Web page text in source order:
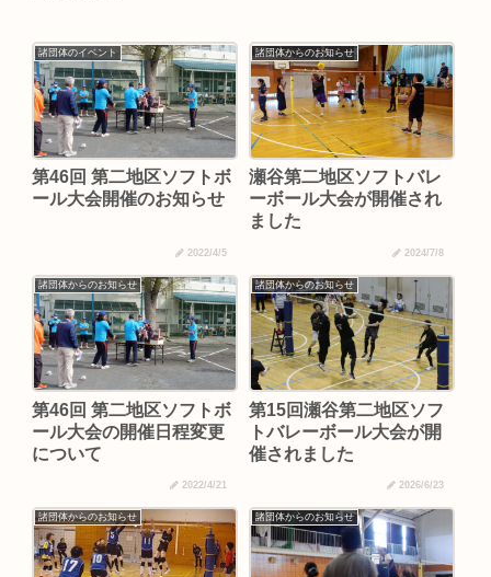
諸団体のイベント
第46回 第二地区ソフトボ
ール大会開催のお知らせ
2022/4/5
諸団体からのお知らせ
瀬谷第二地区ソフトバレ
ーボール大会が開催され
ました
2024/7/8
諸団体からのお知らせ
第46回 第二地区ソフトボ
ール大会の開催日程変更
について
2022/4/21
諸団体からのお知らせ
第15回瀬谷第二地区ソフ
トバレーボール大会が開
催されました
2026/6/23
諸団体からのお知らせ 諸団体からのお知らせ